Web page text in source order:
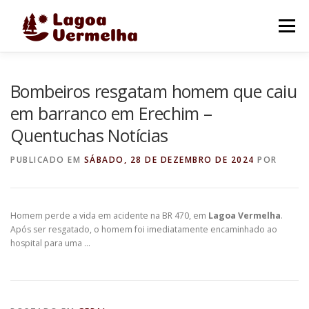
Menu
FALE CONOSCO
Bombeiros resgatam homem que caiu
em barranco em Erechim –
Quentuchas Notícias
PUBLICADO EM SÁBADO, 28 DE DEZEMBRO DE 2024 POR
Homem perde a vida em acidente na BR 470, em Lagoa Vermelha.
Após ser resgatado, o homem foi imediatamente encaminhado ao
hospital para uma …